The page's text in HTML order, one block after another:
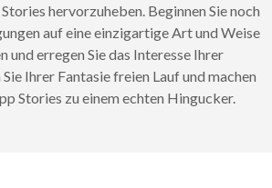
hervorzuheben. Beginnen Sie noch
auf eine einzigartige Art und Weise
und erregen Sie das Interesse Ihrer
Ihrer Fantasie freien Lauf und machen
Stories zu einem echten Hingucker.